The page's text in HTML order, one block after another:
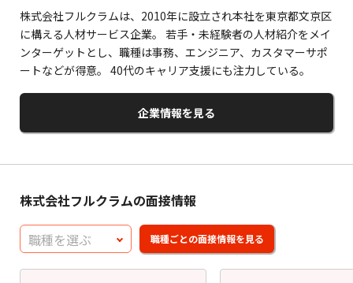
株式会社フルクラムは、2010年に設立され本社を東京都文京区
に構える人材サービス企業。 若手・未経験者の人材紹介をメイ
ンターゲットとし、職種は事務、エンジニア、カスタマーサポ
ートなどが得意。 40代のキャリア支援にも注力している。
企業情報を見る
株式会社フルクラムの面接情報